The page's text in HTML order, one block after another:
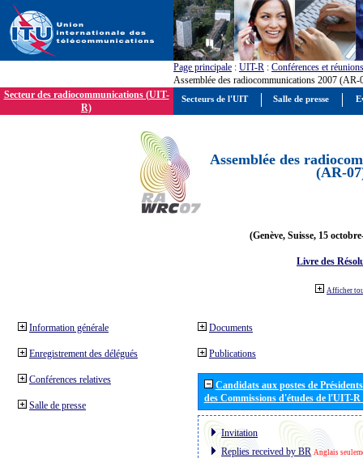
Page principale : UIT-R : Conférences et réunions
Assemblée des radiocommunications 2007 (AR-
Secteur des radiocommunications (UIT-
R)
Assemblée des
(AR-
(Genève, Suisse, 15
Livre des
Afficher
Information générale
Enregistrement des délégués
Conférences relatives
Salle de presse
Documents
Publications
Candidats aux postes de
des Commissions d'études de l'UIT-
Invitation
Replies received by BR Anglais
Secteurs de l'UIT Salle de presse